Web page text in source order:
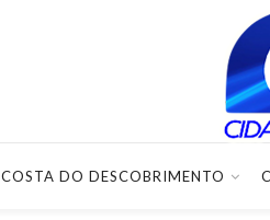
COSTA DO DESCOBRIMENTO